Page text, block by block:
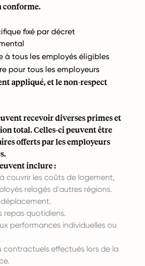
conforme.
fixé par décret
à tous les employés éligibles
pour tous les employeurs
appliqué, et le non-respect
recevoir diverses primes et
total. Celles-ci peuvent être
offerts par les employeurs
inclure :
couvrir les coûts de logement,
relogés d'autres régions.
repas quotidiens.
performances individuelles ou
contractuels effectués lors de la